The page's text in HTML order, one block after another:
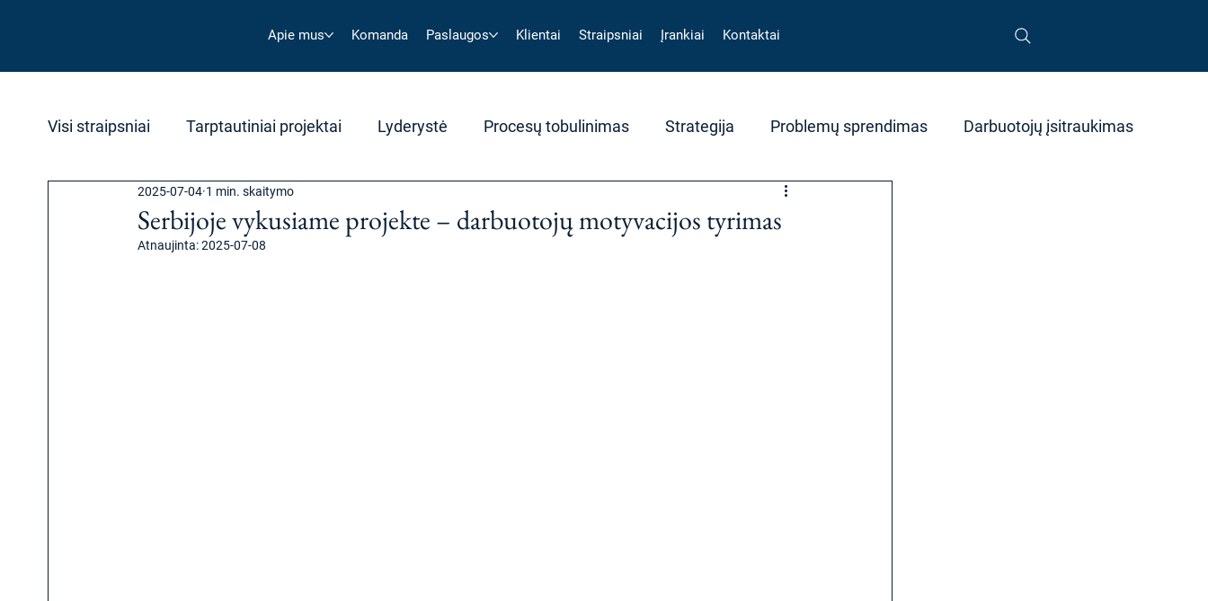
Apie mus Komanda Paslaugos Klientai Straipsniai Įrankiai Kontaktai
Visi straipsniai Tarptautiniai projektai Lyderystė Procesų tobulinimas Strategija Problemų sprendimas Darbuotojų įsitraukimas
Serbijoje vykusiame projekte – darbuotojų motyvacijos tyrimas
2025-07-04 1 min. skaitymo
Atnaujinta:2025-07-08